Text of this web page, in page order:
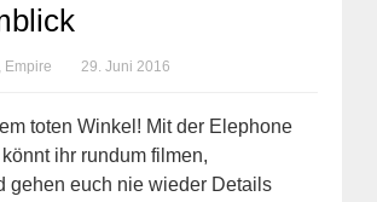
, Empire 29. Juni 2016
toten Winkel! Mit der Elephone
ihr rundum filmen,
gehen euch nie wieder Details